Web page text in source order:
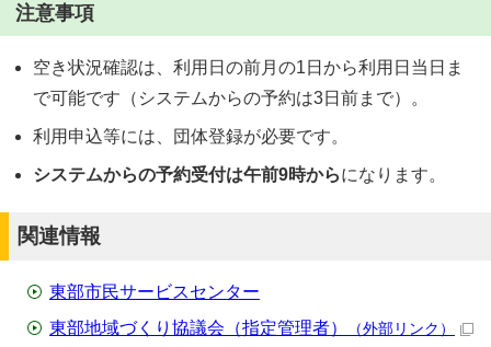
注意事項
空き状況確認は、利用日の前月の1日から利用日当日ま
で可能です（システムからの予約は3日前まで）。
利用申込等には、団体登録が必要です。
システムからの予約受付は午前9時からになります。
関連情報
東部市民サービスセンター
東部地域づくり協議会（指定管理者）
（外部リンク）